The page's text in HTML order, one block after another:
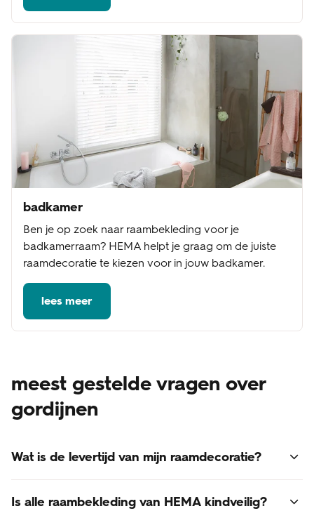
badkamer
Ben je op zoek naar raambekleding voor je
badkamerraam? HEMA helpt je graag om de juiste
raamdecoratie te kiezen voor in jouw badkamer.
lees meer
meest gestelde vragen over
gordijnen
Wat is de levertijd van mijn raamdecoratie?
Voor alle raamdecoratie geldt een levertijd van 3 - 6
weken.
Is alle raambekleding van HEMA kindveilig?